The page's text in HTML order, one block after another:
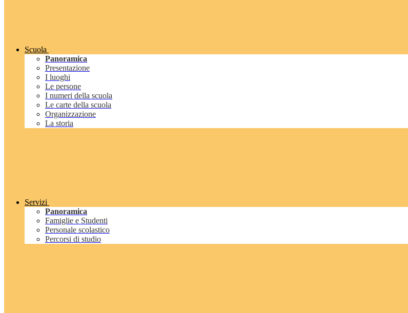
Scuola
Panoramica
Presentazione
I luoghi
Le persone
I numeri della scuola
Le carte della scuola
Organizzazione
La storia
Servizi
Panoramica
Famiglie e Studenti
Personale scolastico
Percorsi di studio